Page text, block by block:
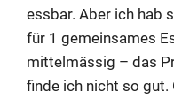
essbar. Aber ich hab
für 1 gemeinsames
mittelmässig – das
finde ich nicht so